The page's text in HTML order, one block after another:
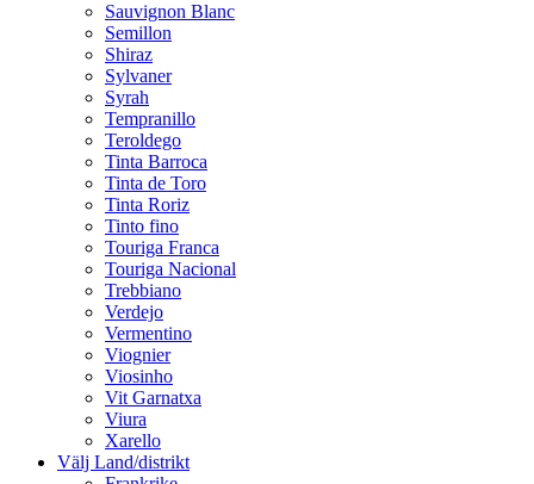
Sauvignon Blanc
Semillon
Shiraz
Sylvaner
Syrah
Tempranillo
Teroldego
Tinta Barroca
Tinta de Toro
Tinta Roriz
Tinto fino
Touriga Franca
Touriga Nacional
Trebbiano
Verdejo
Vermentino
Viognier
Viosinho
Vit Garnatxa
Viura
Xarello
Välj Land/distrikt